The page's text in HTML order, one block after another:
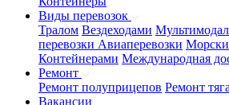
Виды перевозок
Тралом Вездеходами
перевозки Авиаперевозки
Контейнерами Международная
Ремонт
Ремонт полуприцепов Ремонт
Вакансии